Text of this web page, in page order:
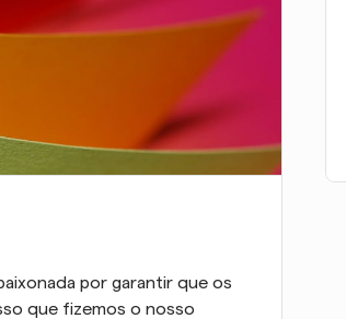
por garantir que os
que fizemos o nosso